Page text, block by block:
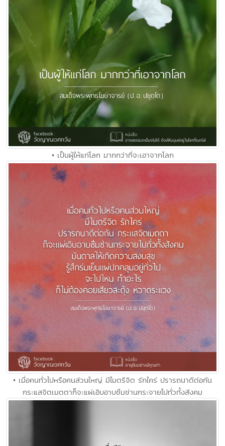
• เป็นผู้ให้แก่โลก มากกว่าที่จะเอาจากโลก
• เมื่อคนทั่วไปหรือคนส่วนใหญ่ มีไมตรีจิต รักใคร่ ปรารถนาดีต่อกัน
กระแสจิตเมตตาก็จะแผ่เอิบอาบซึมซ่านกระจายไปทั่วทั้งสังคม